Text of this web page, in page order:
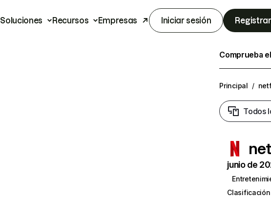
Soluciones Recursos Empresas Iniciar sesión
Comprueba
Principal /
Todos
junio de